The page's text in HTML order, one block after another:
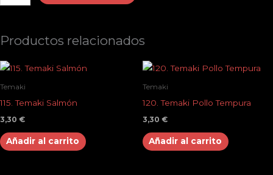
Temaki
cantidad
Productos relacionados
Temaki
115. Temaki Salmón
3,30 €
Añadir al carrito
Temaki
120. Temaki Pollo Tempura
3,30 €
Añadir al carrito